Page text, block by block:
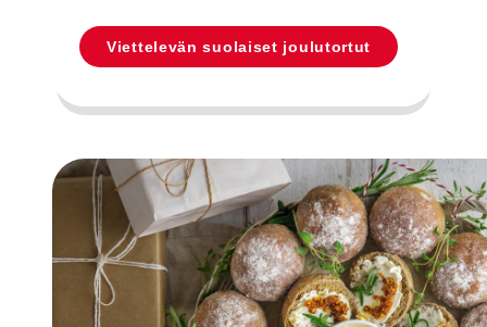
Viettelevän suolaiset joulutortut